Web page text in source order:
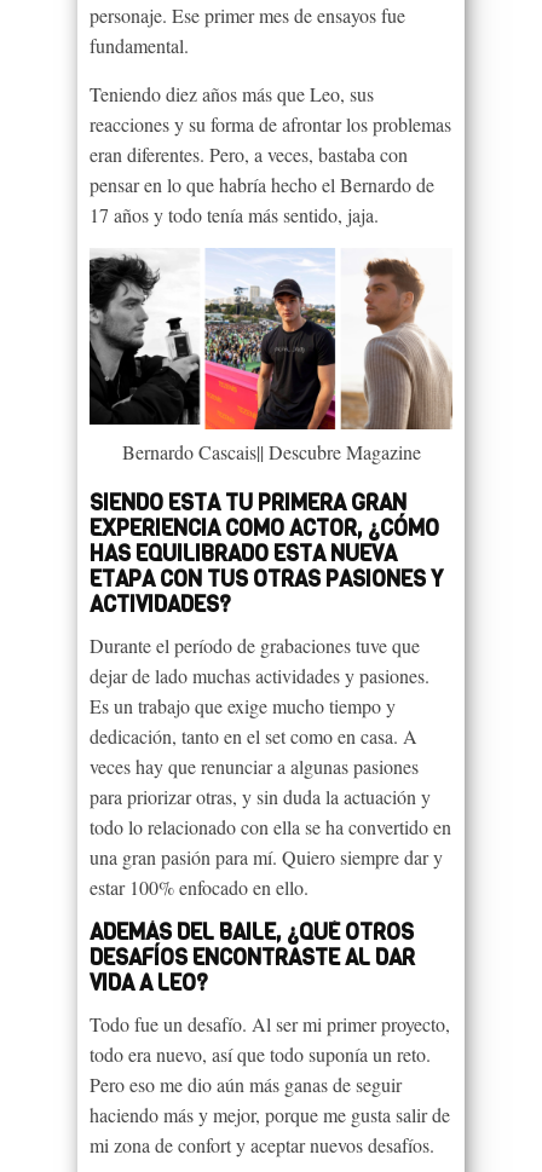
personaje. Ese primer mes de ensayos fue
fundamental.
Teniendo diez años más que Leo, sus
reacciones y su forma de afrontar los problemas
eran diferentes. Pero, a veces, bastaba con
pensar en lo que habría hecho el Bernardo de
17 años y todo tenía más sentido, jaja.
Bernardo Cascais|| Descubre Magazine
SIENDO ESTA TU PRIMERA GRAN
EXPERIENCIA COMO ACTOR, ¿CÓMO
HAS EQUILIBRADO ESTA NUEVA
ETAPA CON TUS OTRAS PASIONES Y
ACTIVIDADES?
Durante el período de grabaciones tuve que
dejar de lado muchas actividades y pasiones.
Es un trabajo que exige mucho tiempo y
dedicación, tanto en el set como en casa. A
veces hay que renunciar a algunas pasiones
para priorizar otras, y sin duda la actuación y
todo lo relacionado con ella se ha convertido en
una gran pasión para mí. Quiero siempre dar y
estar 100% enfocado en ello.
ADEMÁS DEL BAILE, ¿QUÉ OTROS
DESAFÍOS ENCONTRASTE AL DAR
VIDA A LEO?
Todo fue un desafío. Al ser mi primer proyecto,
todo era nuevo, así que todo suponía un reto.
Pero eso me dio aún más ganas de seguir
haciendo más y mejor, porque me gusta salir de
mi zona de confort y aceptar nuevos desafíos.